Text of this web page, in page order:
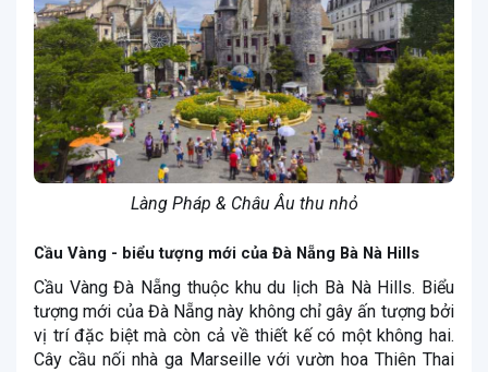
Làng Pháp & Châu Âu thu nhỏ
Cầu Vàng - biểu tượng mới của Đà Nẵng Bà Nà Hills
Cầu Vàng Đà Nẵng thuộc khu du lịch Bà Nà Hills. Biểu
tượng mới của Đà Nẵng này không chỉ gây ấn tượng bởi
vị trí đặc biệt mà còn cả về thiết kế có một không hai.
Cây cầu nối nhà ga Marseille với vườn hoa Thiên Thai